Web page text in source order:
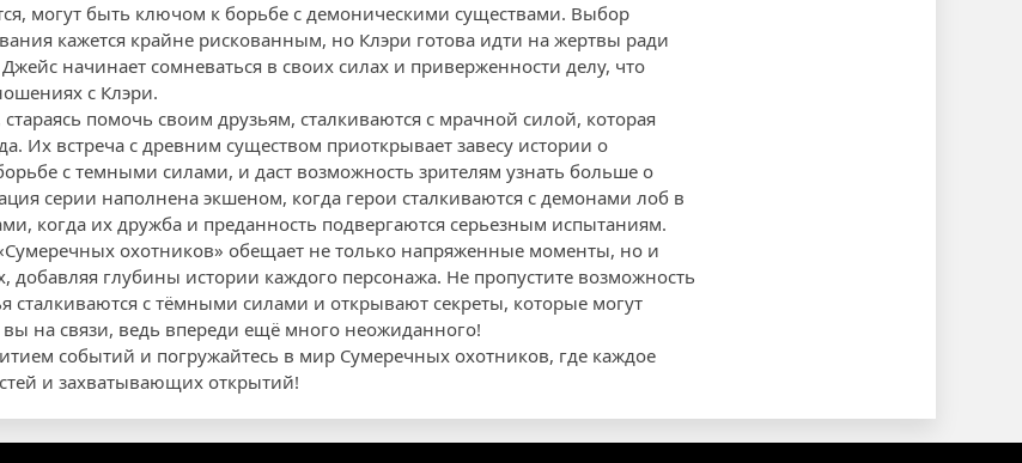
могут быть ключом к борьбе с демоническими существами. Выбор
кажется крайне рискованным, но Клэри готова идти на жертвы ради
начинает сомневаться в своих силах и приверженности делу, что
с Клэри.
помочь своим друзьям, сталкиваются с мрачной силой, которая
Их встреча с древним существом приоткрывает завесу истории о
с темными силами, и даст возможность зрителям узнать больше о
серии наполнена экшеном, когда герои сталкиваются с демонами лоб в
когда их дружба и преданность подвергаются серьезным испытаниям.
«Сумеречных охотников» обещает не только напряженные моменты, но и
добавляя глубины истории каждого персонажа. Не пропустите возможность
сталкиваются с тёмными силами и открывают секреты, которые могут
вы на связи, ведь впереди ещё много неожиданного!
событий и погружайтесь в мир Сумеречных охотников, где каждое
и захватывающих открытий!